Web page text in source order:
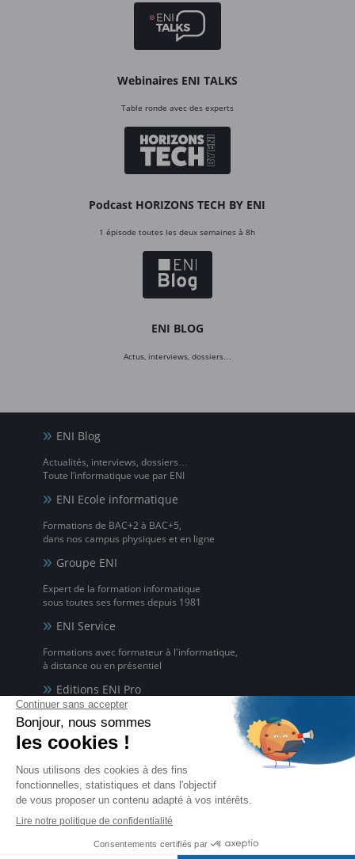
Webinaires ENI TALKS
Table ronde avec des experts
Podcast HORIZONS TECH BY ENI
1 épisode toutes les deux semaines à 8h
ENI BLOG
Actus, interviews, dossiers…
ENI Blog
Actualités, interviews, dossiers…
Toute l’informatique vue par ENI
ENI Ecole informatique
Formations de BAC+2 à BAC+5,
dans nos campus physiques et en ligne
Groupe ENI
Expert de la formation informatique
sous toutes ses formes depuis 1981
ENI Service
Formations avec formateur à l'informatique,
à distance ou en présentiel
Editions ENI Pro
pour les organismes de formation
ENI elearning
La solution de formation à l'informatique en ligne,
disponible en 5 langues
Certifications ENI
Certifications à l'informatique
éligibles CPF et reconnues par l'État